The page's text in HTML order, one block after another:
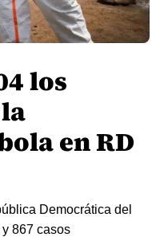
los
en RD
Democrática del
867 casos